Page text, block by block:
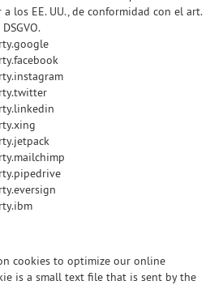
los EE. UU., de conformidad con el art.
cookies to optimize our online
is a small text file that is sent by the